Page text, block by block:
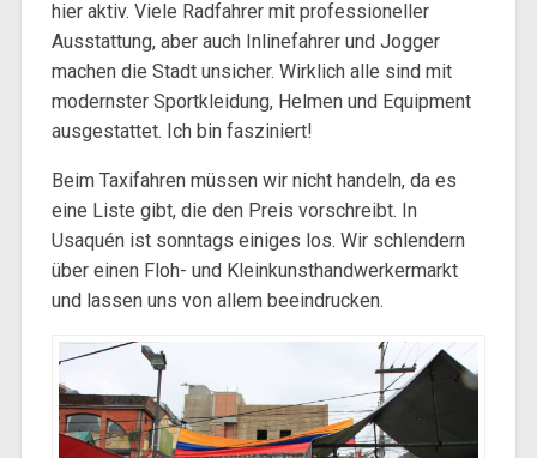
hier aktiv. Viele Radfahrer mit professioneller
Ausstattung, aber auch Inlinefahrer und Jogger
machen die Stadt unsicher. Wirklich alle sind mit
modernster Sportkleidung, Helmen und Equipment
ausgestattet. Ich bin fasziniert!
Beim Taxifahren müssen wir nicht handeln, da es
eine Liste gibt, die den Preis vorschreibt. In
Usaquén ist sonntags einiges los. Wir schlendern
über einen Floh- und Kleinkunsthandwerkermarkt
und lassen uns von allem beeindrucken.